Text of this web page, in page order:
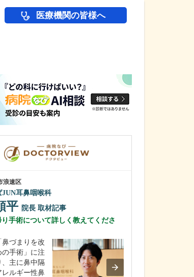
医療機関の皆様へ
浪速区
JUN耳鼻咽喉科
平 院長 取材記事
手術について詳しく教えてくださ
鼻づまりを改
手術」に注
、主に鼻中隔
レルギー性鼻